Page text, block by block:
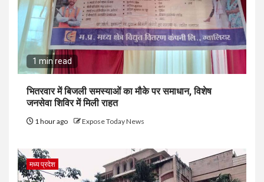
1 min read
भितरवार में बिजली समस्याओं का मौके पर समाधान, विशेष
जनसेवा शिविर में मिली राहत
1 hour ago Expose Today News
मध्य प्रदेश